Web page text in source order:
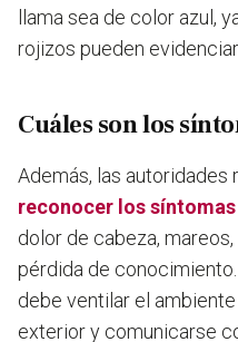
llama sea de color azul,
rojizos pueden
Cuáles son los
Además, las autoridades
reconocer los
dolor de cabeza,
pérdida de
debe ventilar el
exterior y comunicarse